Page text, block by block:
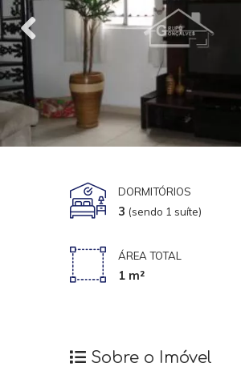
DORMITÓRIOS
3 (sendo 1 suíte)
ÁREA TOTAL
1 m²
Sobre o Imóvel